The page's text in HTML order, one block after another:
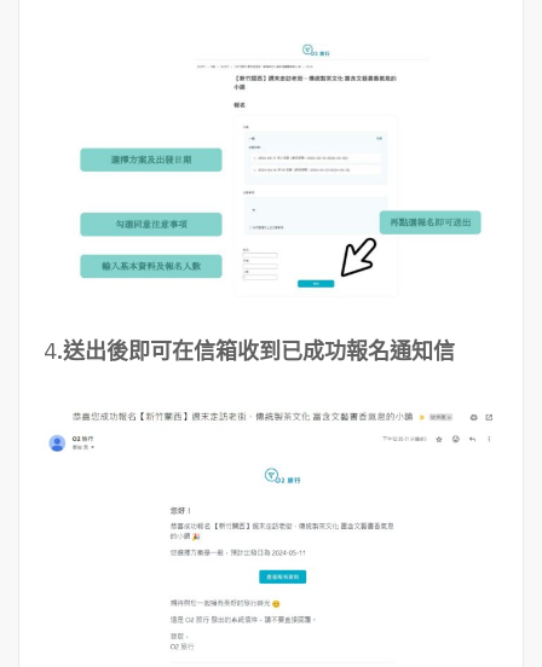
4.送出後即可在信箱收到已成功報名通知信